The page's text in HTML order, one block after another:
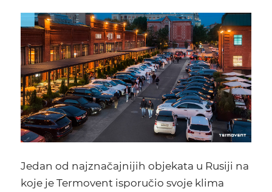
Jedan od najznačajnijih objekata u Rusiji na
koje je Termovent isporučio svoje klima